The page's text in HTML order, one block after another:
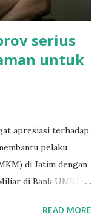
serius
untuk
apresiasi terhadap
pelaku
di Jatim dengan
di Bank UMKM
READ MORE